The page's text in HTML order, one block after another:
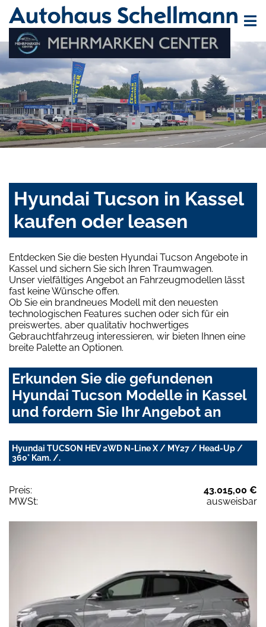
Hyundai Tucson in Kassel
kaufen oder leasen
Entdecken Sie die besten Hyundai Tucson Angebote in
Kassel und sichern Sie sich Ihren Traumwagen.
Unser vielfältiges Angebot an Fahrzeugmodellen lässt
fast keine Wünsche offen.
Ob Sie ein brandneues Modell mit den neuesten
technologischen Features suchen oder sich für ein
preiswertes, aber qualitativ hochwertiges
Gebrauchtfahrzeug interessieren, wir bieten Ihnen eine
breite Palette an Optionen.
Erkunden Sie die gefundenen
Hyundai Tucson Modelle in Kassel
und fordern Sie Ihr Angebot an
Hyundai TUCSON HEV 2WD N-Line X / MY27 / Head-Up /
360° Kam. /.
Preis:
43.015,00 €
MWSt:
ausweisbar